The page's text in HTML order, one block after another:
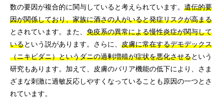
数の要因が複合的に関与していると考えられています。 遺伝的要
因が関係しており、家族に酒さの人がいると発症リスクが高まる
とされています。また、 免疫系の異常による慢性炎症が関与して
いるという説があります。さらに、 皮膚に常在するデモデックス
（ニキビダニ）というダニの過剰増殖が症状を悪化させるという
研究もあります。加えて、皮膚のバリア機能の低下により、さま
ざまな刺激に過敏反応しやすくなっていることも原因の一つとさ
れています。